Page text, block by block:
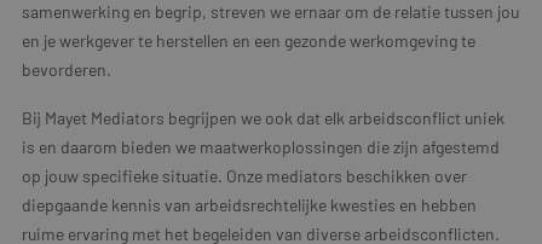
samenwerking en begrip, streven we ernaar om de relatie tussen jou
en je werkgever te herstellen en een gezonde werkomgeving te
bevorderen.
Bij Mayet Mediators begrijpen we ook dat elk arbeidsconflict uniek
is en daarom bieden we maatwerkoplossingen die zijn afgestemd
op jouw specifieke situatie. Onze mediators beschikken over
diepgaande kennis van arbeidsrechtelijke kwesties en hebben
ruime ervaring met het begeleiden van diverse arbeidsconflicten.